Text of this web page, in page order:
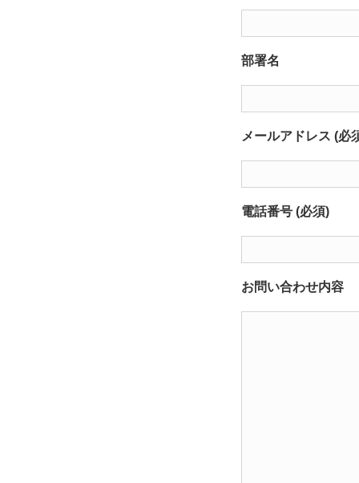
部署名
メールアドレス (必
電話番号 (必須)
お問い合わせ内容